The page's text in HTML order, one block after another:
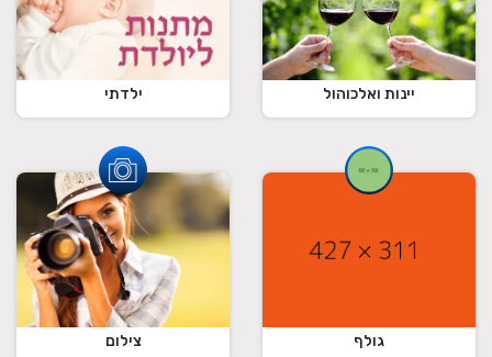
יינות ואלכוהול ילדתי
גולף צילום